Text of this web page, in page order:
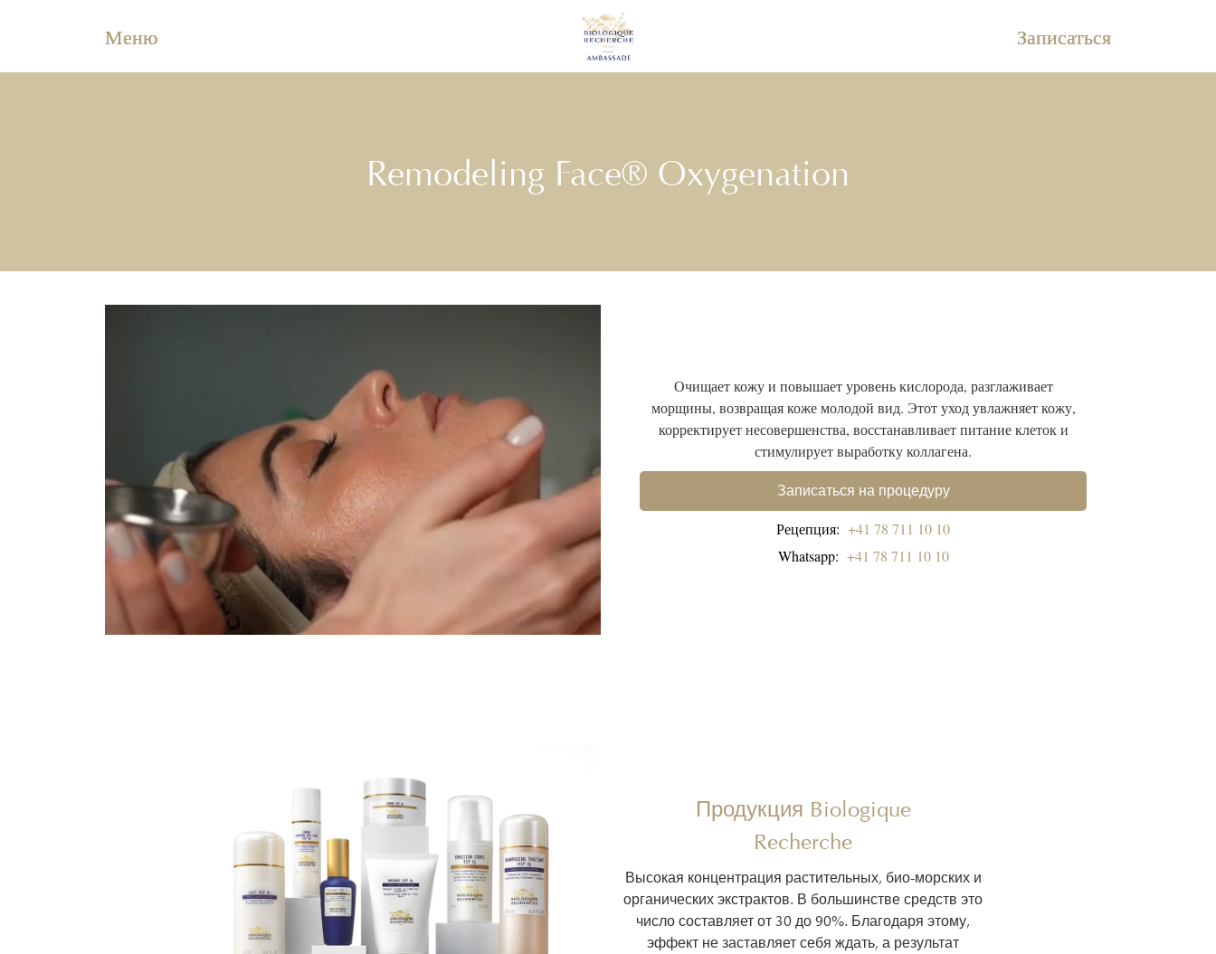
Меню Записаться
Remodeling Face® Oxygenation
Очищает кожу и повышает уровень кислорода, разглаживает
морщины, возвращая коже молодой вид. Этот уход увлажняет кожу,
корректирует несовершенства, восстанавливает питание клеток и
стимулирует выработку коллагена.
Записаться на процедуру
Рецепция:+41 78 711 10 10
Whatsapp: +41 78 711 10 10
Продукция Biologique
Recherche
Высокая концентрация растительных, био-морских и
органических экстрактов. В большинстве средств это
число составляет от 30 до 90%. Благодаря этому,
эффект не заставляет себя ждать, а результат